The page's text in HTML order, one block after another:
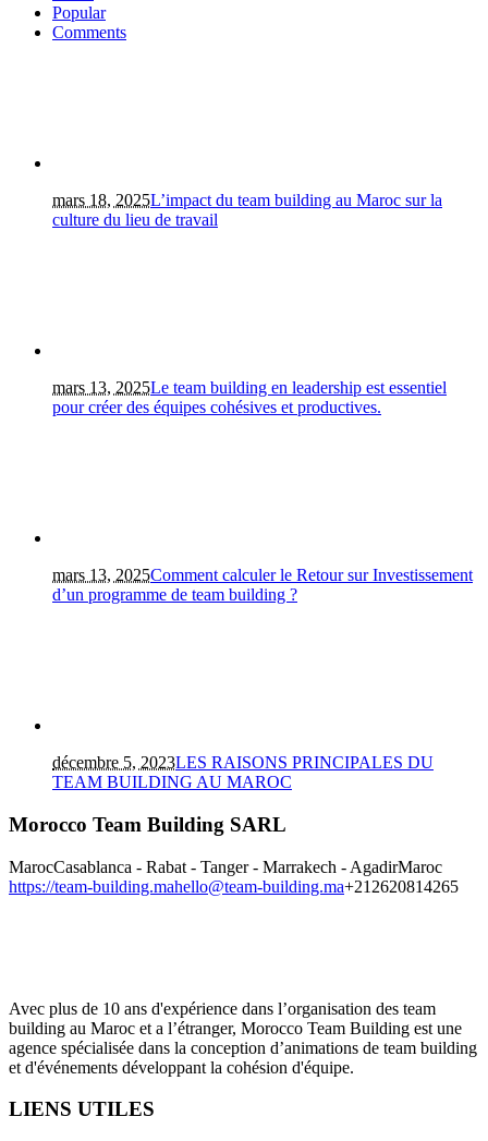
Popular
Comments
mars 18, 2025L’impact du team building au Maroc sur la
culture du lieu de travail
mars 13, 2025Le team building en leadership est essentiel
pour créer des équipes cohésives et productives.
mars 13, 2025Comment calculer le Retour sur Investissement
d’un programme de team building ?
décembre 5, 2023LES RAISONS PRINCIPALES DU
TEAM BUILDING AU MAROC
Morocco Team Building SARL
MarocCasablanca - Rabat - Tanger - Marrakech - AgadirMaroc
https://team-building.mahello@team-building.ma+212620814265
Avec plus de 10 ans d'expérience dans l’organisation des team
building au Maroc et a l’étranger, Morocco Team Building est une
agence spécialisée dans la conception d’animations de team building
et d'événements développant la cohésion d'équipe.
LIENS UTILES